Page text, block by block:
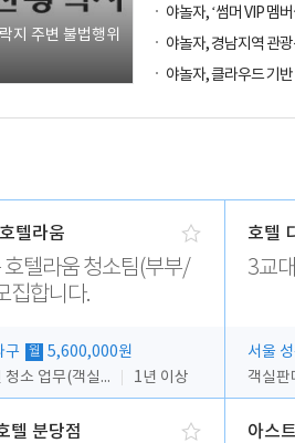
지 주변 불법행위
텔라움
호텔라움 청소팀(부부/
집합니다.
구 월
5,600,000원
전반적인 청소 업무(객실청소.객실정리)
1년 이상
호텔
3교
서울
객실판
텔 분당점 아스